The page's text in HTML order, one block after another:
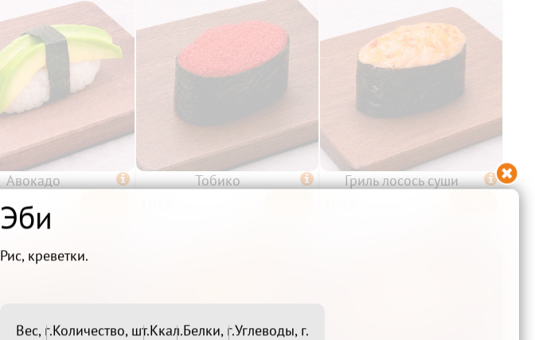
Авокадо  Тобико  Гриль лосось суши 
Эби
Рис, креветки.
Вес, г.Количество, шт.Ккал.Белки, г.Углеводы, г.